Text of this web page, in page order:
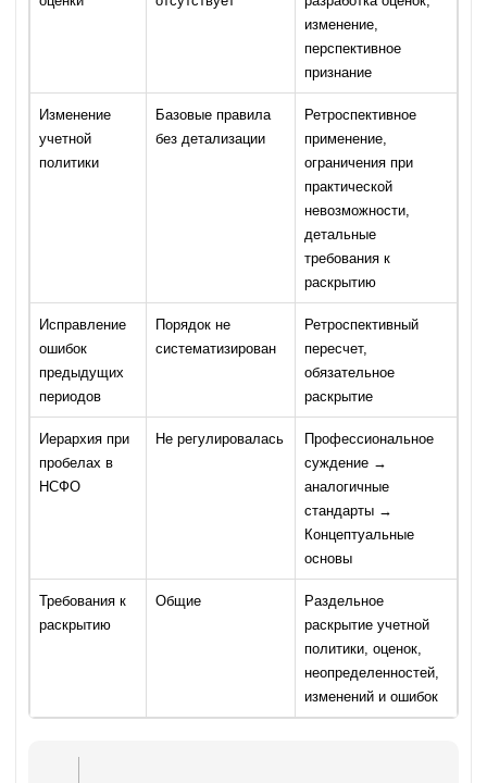
изменение,
перспективное
признание
Изменение
учетной
политики
Базовые правила
без детализации
Ретроспективное
применение,
ограничения при
практической
невозможности,
детальные
требования к
раскрытию
Исправление
ошибок
предыдущих
периодов
Порядок не
систематизирован
Ретроспективный
пересчет,
обязательное
раскрытие
Иерархия при
пробелах в
НСФО
Не регулировалась
Профессиональное
суждение →
аналогичные
стандарты →
Концептуальные
основы
Требования к
раскрытию
Общие
Раздельное
раскрытие учетной
политики, оценок,
неопределенностей,
изменений и ошибок